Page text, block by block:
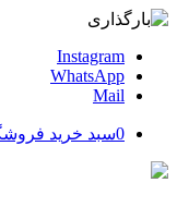
Instagram
WhatsApp
Mail
0سبد خرید